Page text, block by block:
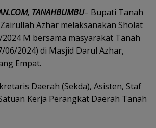
TANAHBUMBU– Bupati Tanah
Azhar melaksanakan Sholat
2024 M bersama masyarakat Tanah
06/2024) di Masjid Darul Azhar,
Empat.
Daerah (Sekda), Asisten, Staf
Kerja Perangkat Daerah Tanah